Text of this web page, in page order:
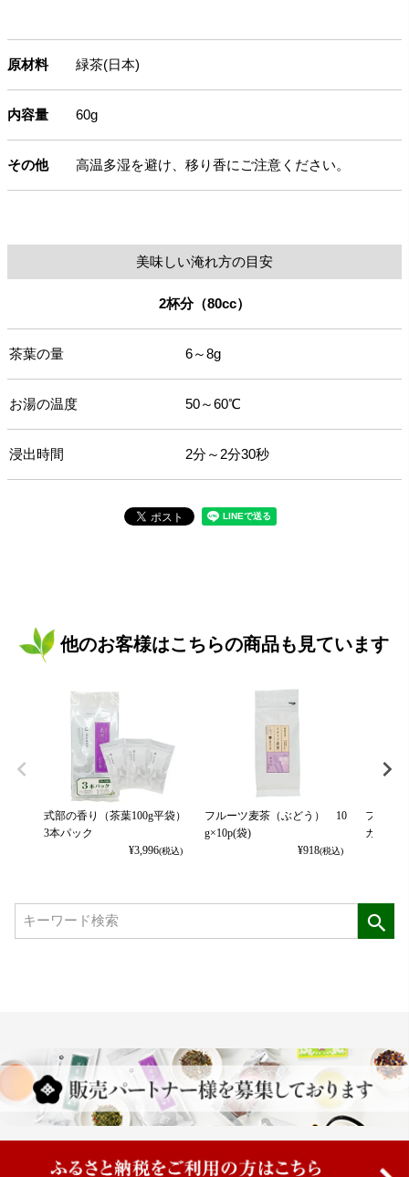
原材料 緑茶(日本)
内容量 60g
その他 高温多湿を避け、移り香にご注意ください。
美味しい淹れ方の目安
2杯分（80cc）
茶葉の量 6～8g
お湯の温度 50～60℃
浸出時間 2分～2分30秒
他のお客様はこちらの商品も見ています
式部の香り（茶葉100g平袋）
3本パック
¥3,996(税込)
フルーツ麦茶（ぶどう） 10
g×10p(袋)
¥918(税込)
フルー
カット